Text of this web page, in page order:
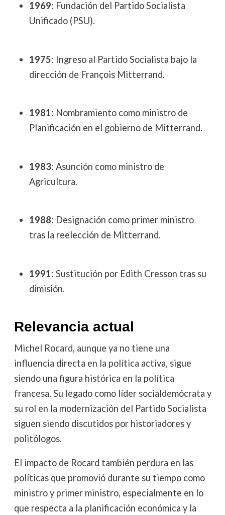
1969: Fundación del Partido Socialista
Unificado (PSU).
1975: Ingreso al Partido Socialista bajo la
dirección de François Mitterrand.
1981: Nombramiento como ministro de
Planificación en el gobierno de Mitterrand.
1983: Asunción como ministro de
Agricultura.
1988: Designación como primer ministro
tras la reelección de Mitterrand.
1991: Sustitución por Edith Cresson tras su
dimisión.
Relevancia actual
Michel Rocard, aunque ya no tiene una
influencia directa en la política activa, sigue
siendo una figura histórica en la política
francesa. Su legado como líder socialdemócrata y
su rol en la modernización del Partido Socialista
siguen siendo discutidos por historiadores y
politólogos.
El impacto de Rocard también perdura en las
políticas que promovió durante su tiempo como
ministro y primer ministro, especialmente en lo
que respecta a la planificación económica y la